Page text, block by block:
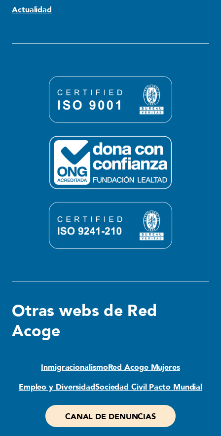
Actualidad
Otras webs de Red
Acoge
InmigracionalismoRed Acoge Mujeres
Empleo y DiversidadSociedad Civil Pacto Mundial
CANAL DE DENUNCIAS